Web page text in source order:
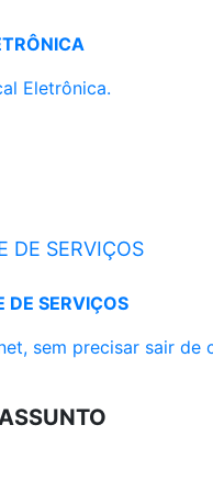
Eletrônica.
DE SERVIÇOS
DE SERVIÇOS
sem precisar sair de